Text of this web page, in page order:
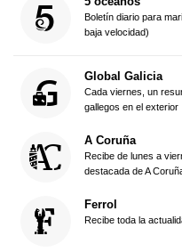
Boletín diario para
baja velocidad)
Global Galicia
Cada viernes, un
gallegos en el exterior
A Coruña
Recibe de lunes a
destacada de A
Ferrol
Recibe toda la